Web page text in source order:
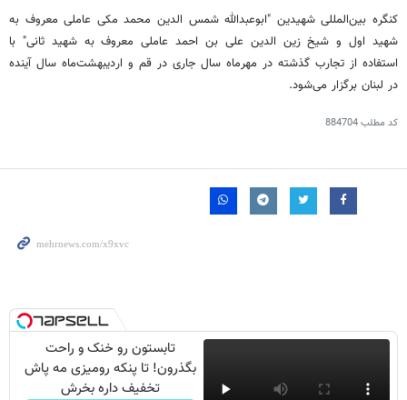
کنگره بین‌المللی شهیدین "ابوعبدالله شمس الدین محمد مکی عاملی معروف به
شهید اول و شیخ زین الدین علی بن احمد عاملی معروف به شهید ثانی" با
استفاده از تجارب گذشته در مهرماه سال جاری در قم و اردیبهشت‌ماه سال آینده
در لبنان برگزار می‌شود.
کد مطلب884704
تابستون رو خنک و راحت
بگذرون! تا پنکه رومیزی مه پاش
تخفیف داره بخرش